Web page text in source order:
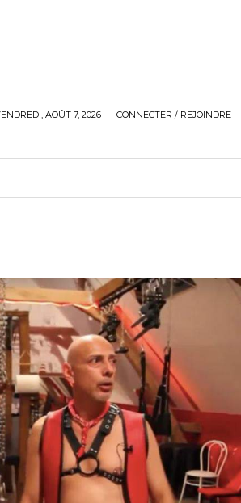
AOÛT 7, 2026 CONNECTER / REJOINDRE